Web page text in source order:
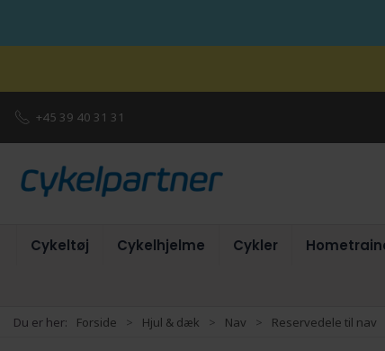
+45 39 40 31 31
Cykeltøj Cykelhjelme Cykler
Du er her: Forside Hjul & dæk Nav Reservedele til nav